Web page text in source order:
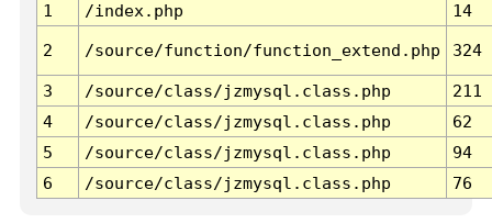
1
/index.php 14
2 /source/function/function_extend.php 324
3 /source/class/jzmysql.class.php
211
4
/source/class/jzmysql.class.php
62
5
/source/class/jzmysql.class.php
94
6
/source/class/jzmysql.class.php 76